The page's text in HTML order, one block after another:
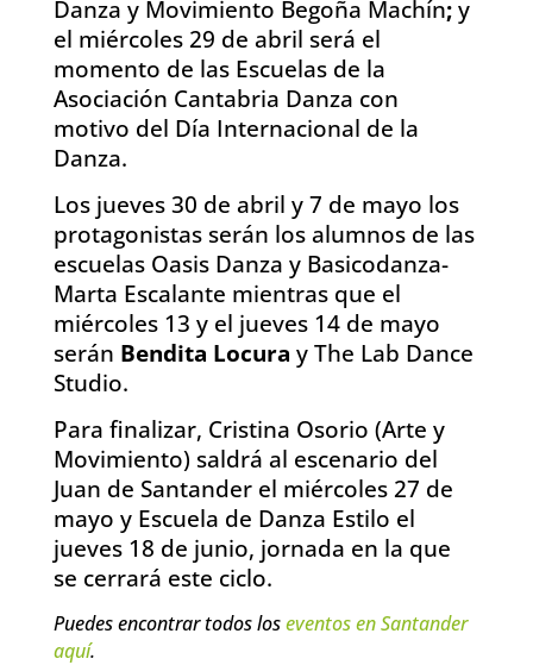
Danza y Movimiento Begoña Machín;y
el miércoles 29 de abril será el
momento de las Escuelas de la
Asociación Cantabria Danza con
motivo del Día Internacional de la
Danza.
Los jueves 30 de abril y 7 de mayo los
protagonistas serán los alumnos de las
escuelas Oasis Danza y Basicodanza-
Marta Escalante mientras que el
miércoles 13 y el jueves 14 de mayo
serán Bendita Locura y The Lab Dance
Studio.
Para finalizar, Cristina Osorio (Arte y
Movimiento) saldrá al escenario del
Juan de Santander el miércoles 27 de
mayo y Escuela de Danza Estilo el
jueves 18 de junio, jornada en la que
se cerrará este ciclo.
Puedes encontrar todos loseventos en Santander
aquí.